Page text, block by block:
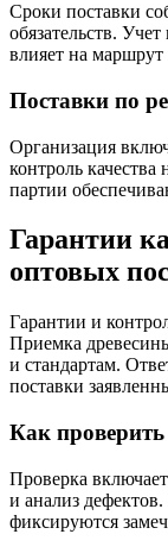
Сроки поставки
обязательств.
влияет на маршрут
Поставки по
Организация
контроль
партии
Гарантии
оптовых
Гарантии и
Приемка
и стандартам.
поставки
Как проверить
Проверка
и анализ
фиксируются